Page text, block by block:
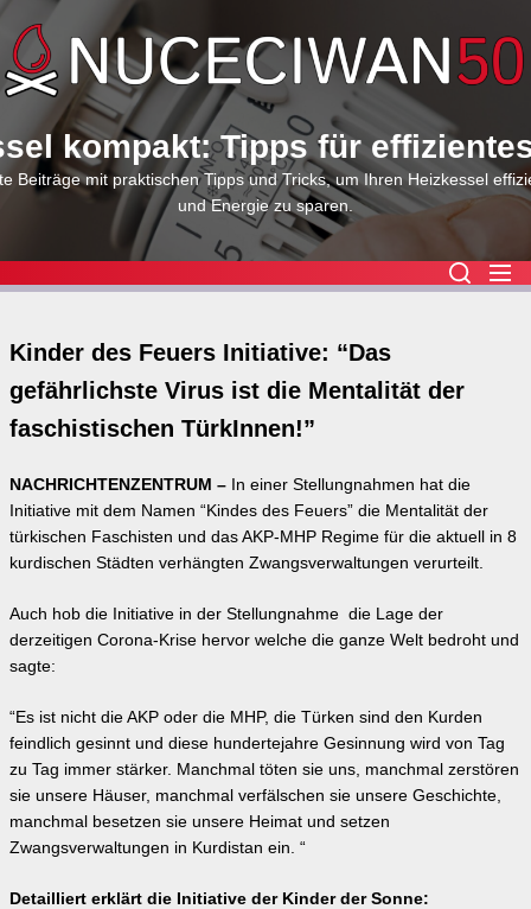
to
the
content
kompakt: Tipps für
Beiträge mit praktischen Tipps und Tricks, um Ihren Heizkessel
und Energie zu sparen.
Kinder des Feuers Initiative: “Das
gefährlichste Virus ist die Mentalität der
faschistischen TürkInnen!”
NACHRICHTENZENTRUM – In einer Stellungnahmen hat die
Initiative mit dem Namen “Kindes des Feuers” die Mentalität der
türkischen Faschisten und das AKP-MHP Regime für die aktuell in 8
kurdischen Städten verhängten Zwangsverwaltungen verurteilt.
Auch hob die Initiative in der Stellungnahme die Lage der
derzeitigen Corona-Krise hervor welche die ganze Welt bedroht und
sagte:
“Es ist nicht die AKP oder die MHP, die Türken sind den Kurden
feindlich gesinnt und diese hundertejahre Gesinnung wird von Tag
zu Tag immer stärker. Manchmal töten sie uns, manchmal zerstören
sie unsere Häuser, manchmal verfälschen sie unsere Geschichte,
manchmal besetzen sie unsere Heimat und setzen
Zwangsverwaltungen in Kurdistan ein. “
Detailliert erklärt die Initiative der Kinder der Sonne: